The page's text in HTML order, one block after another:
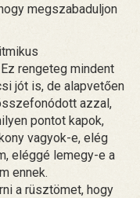
megszabaduljon
rengeteg mindent
jót is, de alapvetően
azzal,
pontot kapok,
vagyok-e, elég
eléggé lemegy-e a
ennek.
a rüsztömet, hogy